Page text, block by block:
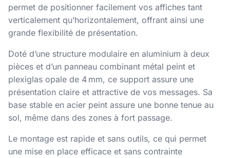
permet de positionner facilement vos affiches tant
verticalement qu’horizontalement, offrant ainsi une
grande flexibilité de présentation.
Doté d’une structure modulaire en aluminium à deux
pièces et d’un panneau combinant métal peint et
plexiglas opale de 4 mm, ce support assure une
présentation claire et attractive de vos messages. Sa
base stable en acier peint assure une bonne tenue au
sol, même dans des zones à fort passage.
Le montage est rapide et sans outils, ce qui permet
une mise en place efficace et sans contrainte